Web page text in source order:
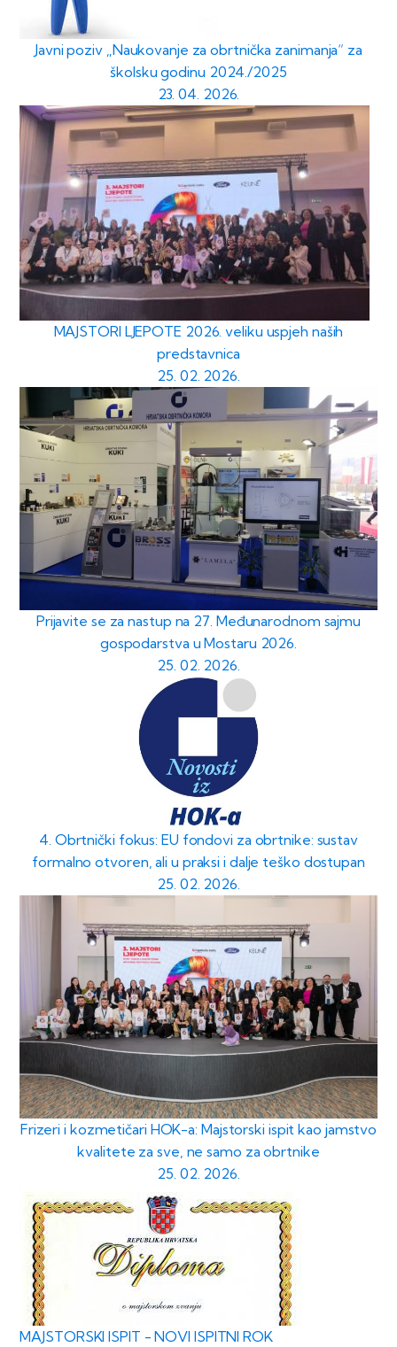
Javni poziv „Naukovanje za obrtnička zanimanja“ za
školsku godinu 2024./2025
23. 04. 2026.
MAJSTORI LJEPOTE 2026. veliku uspjeh naših
predstavnica
25. 02. 2026.
Prijavite se za nastup na 27. Međunarodnom sajmu
gospodarstva u Mostaru 2026.
25. 02. 2026.
4. Obrtnički fokus: EU fondovi za obrtnike: sustav
formalno otvoren, ali u praksi i dalje teško dostupan
25. 02. 2026.
Frizeri i kozmetičari HOK-a: Majstorski ispit kao jamstvo
kvalitete za sve, ne samo za obrtnike
25. 02. 2026.
MAJSTORSKI ISPIT - NOVI ISPITNI ROK